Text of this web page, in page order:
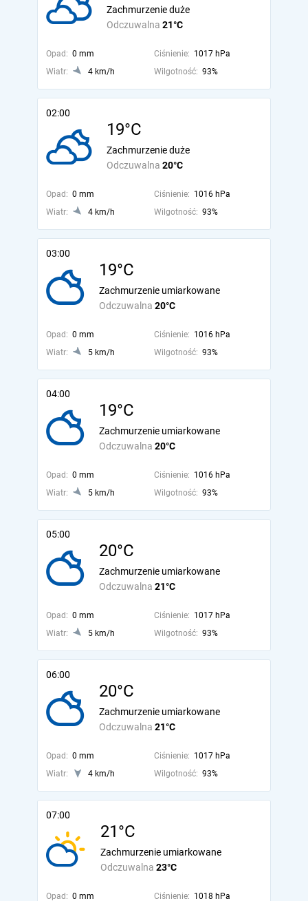
Odczuwalna 21°C
Zachmurzenie duże
Opad: 0 mm Ciśnienie: 1017 hPa
Wiatr:
4 km/h Wilgotność: 93%
02:00
19°C
Odczuwalna 20°C
Zachmurzenie duże
Opad: 0 mm Ciśnienie: 1016 hPa
Wiatr:
4 km/h Wilgotność: 93%
03:00
19°C
Odczuwalna 20°C
Zachmurzenie umiarkowane
Opad: 0 mm Ciśnienie: 1016 hPa
Wiatr:
5 km/h Wilgotność: 93%
04:00
19°C
Odczuwalna 20°C
Zachmurzenie umiarkowane
Opad: 0 mm Ciśnienie: 1016 hPa
Wiatr:
5 km/h Wilgotność: 93%
05:00
20°C
Odczuwalna 21°C
Zachmurzenie umiarkowane
Opad: 0 mm Ciśnienie: 1017 hPa
Wiatr:
5 km/h Wilgotność: 93%
06:00
20°C
Odczuwalna 21°C
Zachmurzenie umiarkowane
Opad: 0 mm Ciśnienie: 1017 hPa
Wiatr:
4 km/h Wilgotność: 93%
07:00
21°C
Odczuwalna 23°C
Zachmurzenie umiarkowane
Opad: 0 mm Ciśnienie: 1018 hPa